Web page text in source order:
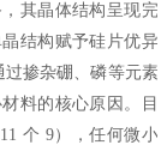
其晶体结构呈现完
结构赋予硅片优异
掺杂硼、磷等元素
料的核心原因。目
个 9），任何微小